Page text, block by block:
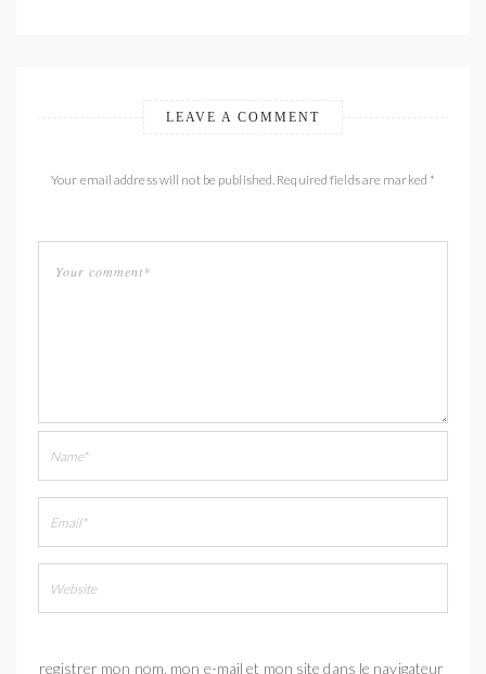
LEAVE A COMMENT
Your email address will not be published. Required fields are marked *
Enregistrer mon nom, mon e-mail et mon site dans le navigateur